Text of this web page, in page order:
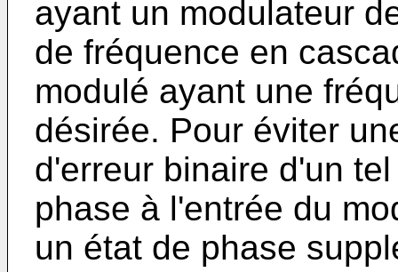
ayant un modulateur
de fréquence en
modulé ayant une
désirée. Pour éviter
d'erreur binaire d'un
phase à l'entrée du
un état de phase